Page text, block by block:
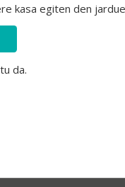
kasa egiten den
da.